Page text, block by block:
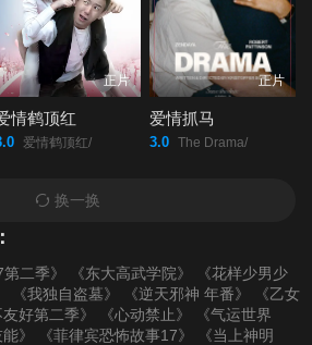
正片
情鹤顶红
爱情鹤顶红/
正片
爱情抓马
3.0 The Drama/
换一换
二季》 《东大高武学院》
《花样少男少
《我独自盗墓》 《逆天邪神 年番》
《乙女
好第二季》
《心动禁止》
《气运世界
》
《菲律宾恐怖故事17》
《当上神明